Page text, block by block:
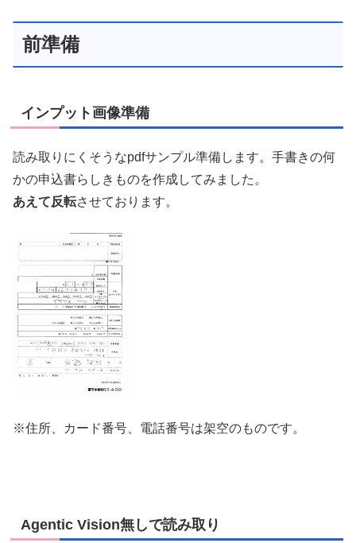
前準備
インプット画像準備
読み取りにくそうなpdfサンプル準備します。手書きの何
かの申込書らしきものを作成してみました。
あえて反転させております。
※住所、カード番号、電話番号は架空のものです。
Agentic Vision無しで読み取り